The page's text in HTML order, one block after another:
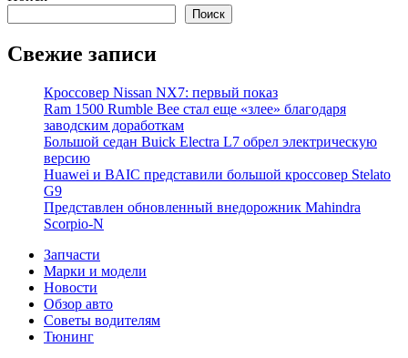
Поиск
Свежие записи
Кроссовер Nissan NX7: первый показ
Ram 1500 Rumble Bee стал еще «злее» благодаря
заводским доработкам
Большой седан Buick Electra L7 обрел электрическую
версию
Huawei и BAIC представили большой кроссовер Stelato
G9
Представлен обновленный внедорожник Mahindra
Scorpio-N
Запчасти
Марки и модели
Новости
Обзор авто
Советы водителям
Тюнинг